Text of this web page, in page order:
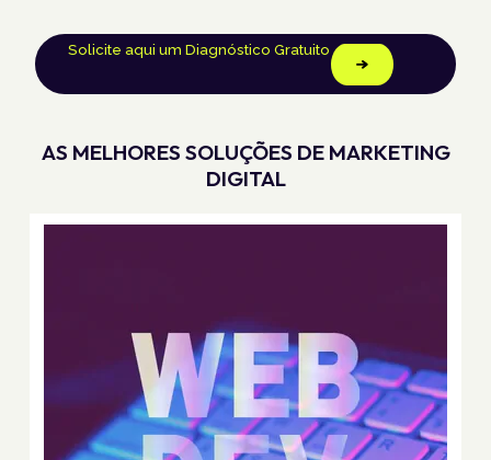
Solicite aqui um Diagnóstico Gratuito
AS MELHORES SOLUÇÕES DE MARKETING
DIGITAL